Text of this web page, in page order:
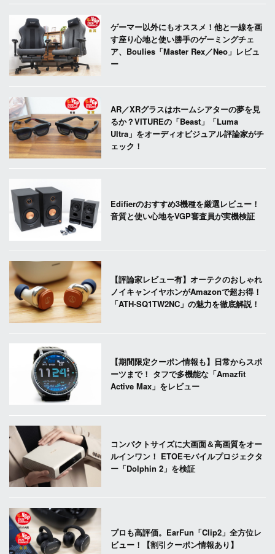
ゲーマー以外にもオススメ！他と一線を画
す座り心地と使い勝手のゲーミングチェ
ア、Boulies「Master Rex／Neo」レビュ
ー
AR／XRグラスはホームシアターの夢を見
るか？VITUREの「Beast」「Luma
Ultra」をオーディオビジュアル評論家がチ
ェック！
Edifierのおすすめ3機種を厳選レビュー！
音質と使い心地をVGP審査員が実機検証
【評論家レビュー有】オーテクのおしゃれ
ノイキャンイヤホンがAmazonで超お得！
「ATH-SQ1TW2NC」の魅力を徹底解説！
【期間限定クーポン情報も】日常からスポ
ーツまで！ タフで多機能な「Amazfit
Active Max」をレビュー
コンパクトサイズに大画面＆高画質をオー
ルインワン！ ETOEモバイルプロジェクタ
ー「Dolphin 2」を検証
プロも高評価。EarFun「Clip2」全方位レ
ビュー！【割引クーポン情報あり】